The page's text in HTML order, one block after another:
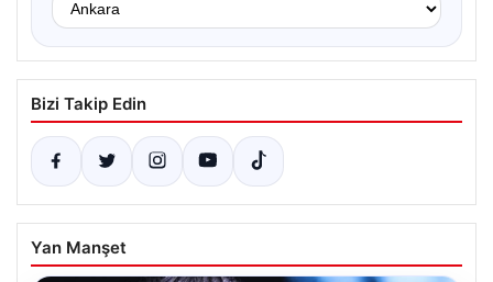
Bizi Takip Edin
Yan Manşet